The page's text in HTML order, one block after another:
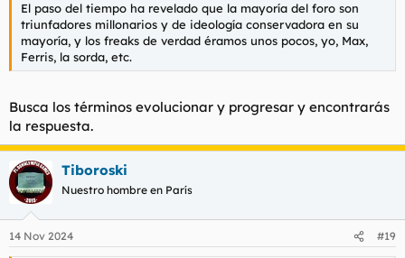
El paso del tiempo ha revelado que la mayoría del foro son
triunfadores millonarios y de ideología conservadora en su
mayoría, y los freaks de verdad éramos unos pocos, yo, Max,
Ferris, la sorda, etc.
Busca los términos evolucionar y progresar y encontrarás
la respuesta.
Tiboroski
Nuestro hombre en París
14 Nov 2024 #19